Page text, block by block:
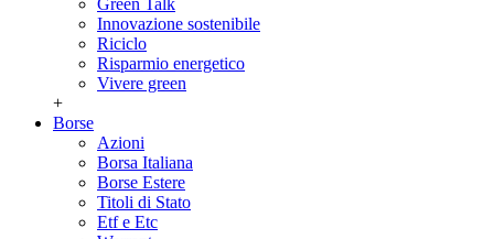
Innovazione sostenibile
Riciclo
Risparmio energetico
Vivere green
+
Borse
Azioni
Borsa Italiana
Borse Estere
Titoli di Stato
Etf e Etc